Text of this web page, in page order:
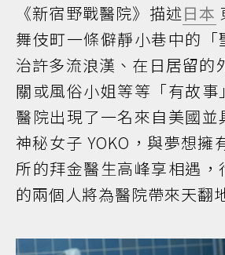
《新宿野戰醫院》描述日本
舞伎町一條僻靜小巷中的「
治許多流浪漢、在日居留的
關或風俗小姐等等「有故事
醫院出現了一名來自美國並
神秘女子 YOKO，與夢想擁
所的拜金醫生高峰享相遇，
的兩個人將為醫院帶來天翻